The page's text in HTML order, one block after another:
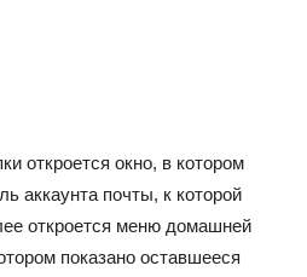
откроется окно, в котором
аккаунта почты, к которой
откроется меню домашней
показано оставшееся